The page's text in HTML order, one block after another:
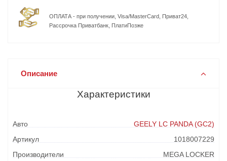
ОПЛАТА - при получении, Visa/MasterCard, Приват24,
Рассрочка Приватбанк, ПлатиПозже
Описание
Характеристики
Авто
GEELY LC PANDA (GC2)
Артикул
1018007229
Производители
MEGA LOCKER